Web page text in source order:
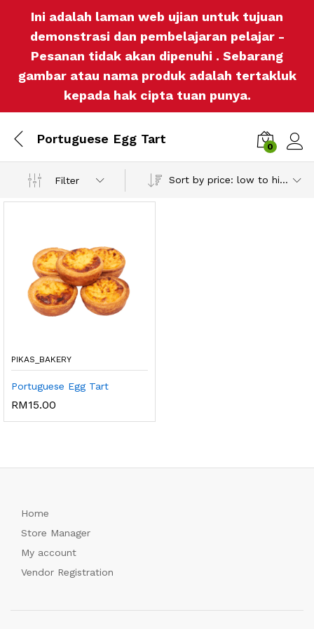
Ini adalah laman web ujian untuk tujuan
demonstrasi dan pembelajaran pelajar -
Pesanan tidak akan dipenuhi . Sebarang
gambar atau nama produk adalah tertakluk
kepada hak cipta tuan punya.
Portuguese Egg Tart
0
Filter Sort by price: low to high
PIKAS_BAKERY
Portuguese Egg Tart
RM15.00
Home
Store Manager
My account
Vendor Registration